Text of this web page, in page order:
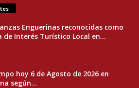
Enguerinas reconocidas como
de Interés Turístico Local en...
hoy 6 de Agosto de 2026 en
según...